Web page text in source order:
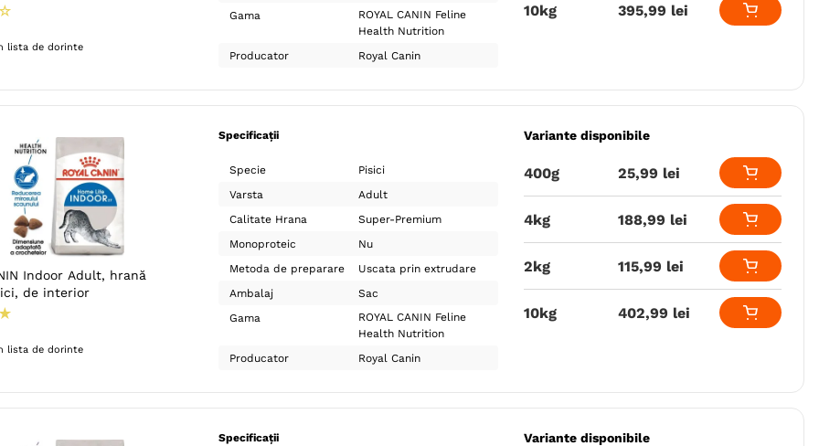
☆
lista de dorinte
Gama
ROYAL CANIN Feline
Health Nutrition
Producator
Royal Canin
10kg 395,99 lei
Indoor Adult, hrană
de interior
★
lista de dorinte
Specificații
Specie
Pisici
Varsta
Adult
Calitate Hrana
Super-Premium
Monoproteic
Nu
Metoda de preparare
Uscata prin extrudare
Ambalaj
Sac
Gama
ROYAL CANIN Feline
Health Nutrition
Producator
Royal Canin
Variante disponibile
400g 25,99 lei
4kg 188,99 lei
2kg 115,99 lei
10kg 402,99 lei
Specificații Variante disponibile